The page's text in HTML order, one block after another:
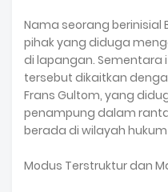
Nama seorang
pihak yang diduga
di lapangan.
tersebut dikaitkan
Frans Gultom, yang
penampung dalam
berada di wilayah
Modus Terstruktur dan